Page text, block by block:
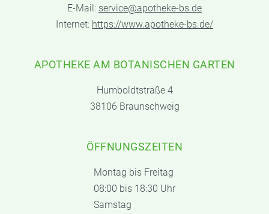
E-Mail: service@apotheke-bs.de
Internet: https://www.apotheke-bs.de/
APOTHEKE AM BOTANISCHEN GARTEN
Humboldtstraße 4
38106 Braunschweig
ÖFFNUNGSZEITEN
Montag bis Freitag
08:00 bis 18:30 Uhr
Samstag